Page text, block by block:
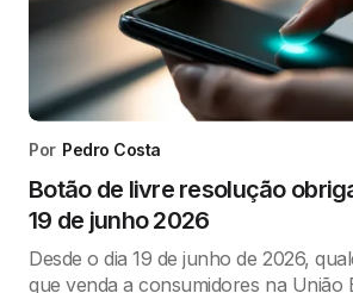
Por Pedro Costa
Botão de livre resolução
19 de junho 2026
Desde o dia 19 de junho de 2026,
que venda a consumidores na União